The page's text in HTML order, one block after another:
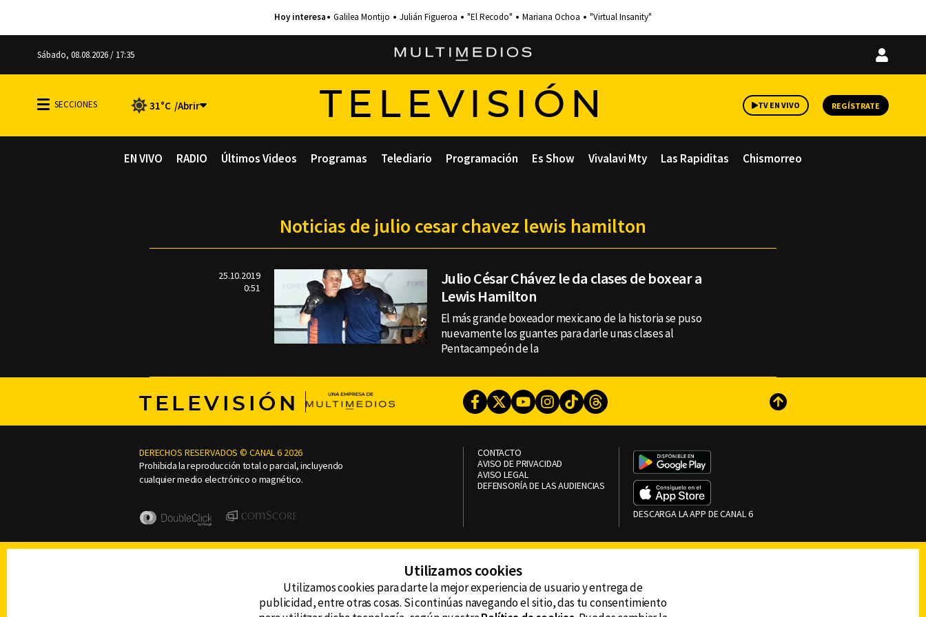
Galilea Montijo Julián Figueroa "El Recodo" Mariana Ochoa "Virtual Insanity"
Sábado, 08.08.2026 / 17:35
Iniciar
31°C TELEVISIÓN TV EN VIVO REGÍSTRATE
EN VIVO RADIO Últimos Videos Programas Telediario Programación Es Show Vivalavi Mty Las Rapiditas Chismorreo
Noticias de julio cesar chavez lewis hamilton
25.10.2019
0:51
Julio César Chávez le da clases de boxear a
Lewis Hamilton
El más grande boxeador mexicano de la historia se puso
nuevamente los guantes para darle unas clases al
Pentacampeón de la
TELEVISIÓN Facebook
TwitterYoutubeInstagram
TikTokThreads Subir
DERECHOS RESERVADOS © CANAL 6 2026
Prohibida la reproducción total o parcial, incluyendo
cualquier medio electrónico o magnético.
CONTACTO
AVISO DE PRIVACIDAD
AVISO LEGAL
DEFENSORÍA DE LAS AUDIENCIAS
DESCARGA LA APP DE CANAL 6
Utilizamos cookies
Utilizamos cookies para darte la mejor experiencia de usuario y entrega de
publicidad, entre otras cosas. Si continúas navegando el sitio, das tu consentimiento